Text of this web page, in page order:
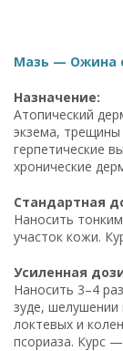
Мазь — Ожина
Назначение:
Атопический
экзема,
герпетические
хронические
Стандартная
Наносить
участок кожи.
Усиленная
Наносить 3–4
зуде,
локтевых и
псориаза. Курс